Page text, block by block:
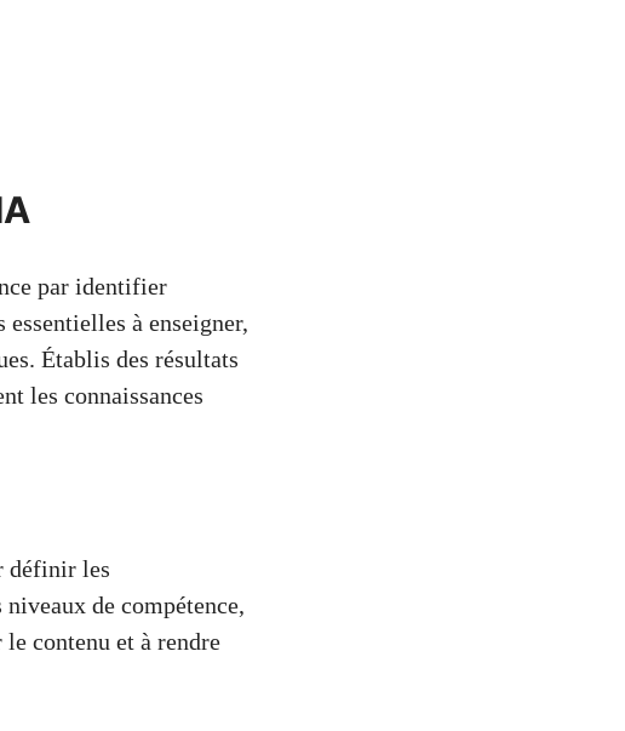
par identifier
à enseigner,
Établis des résultats
les connaissances
définir les
de compétence,
contenu et à rendre